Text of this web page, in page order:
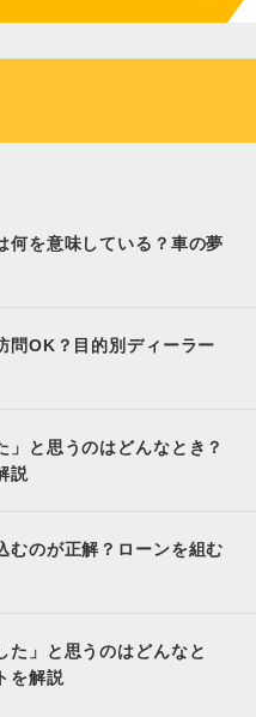
何を意味している？車の夢
問OK？目的別ディーラー
」と思うのはどんなとき？
説
むのが正解？ローンを組む
た」と思うのはどんなと
を解説